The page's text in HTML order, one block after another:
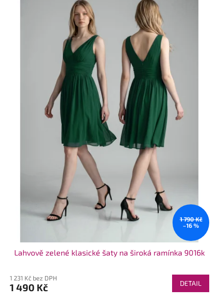
1 790 Kč
–16 %
Lahvově zelené klasické šaty na široká ramínka 9016k
1 231 Kč bez DPH
1 490 Kč DETAIL